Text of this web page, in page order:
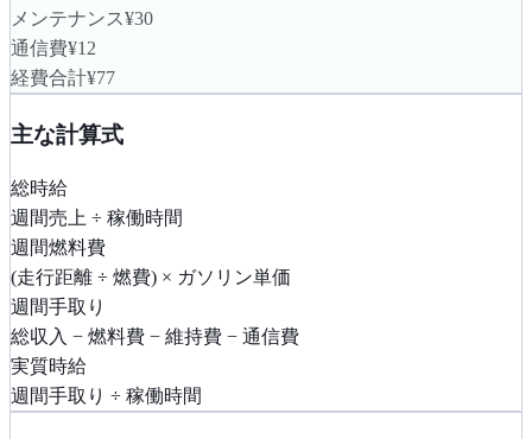
メンテナンス¥30
通信費¥12
経費合計¥77
主な計算式
総時給
週間売上 ÷ 稼働時間
週間燃料費
(走行距離 ÷ 燃費) × ガソリン単価
週間手取り
総収入 − 燃料費 − 維持費 − 通信費
実質時給
週間手取り ÷ 稼働時間